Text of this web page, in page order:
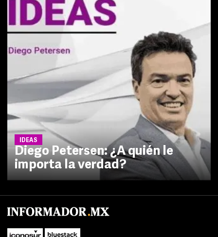
IDEAS
Diego Petersen: ¿A quién le
importa la verdad?